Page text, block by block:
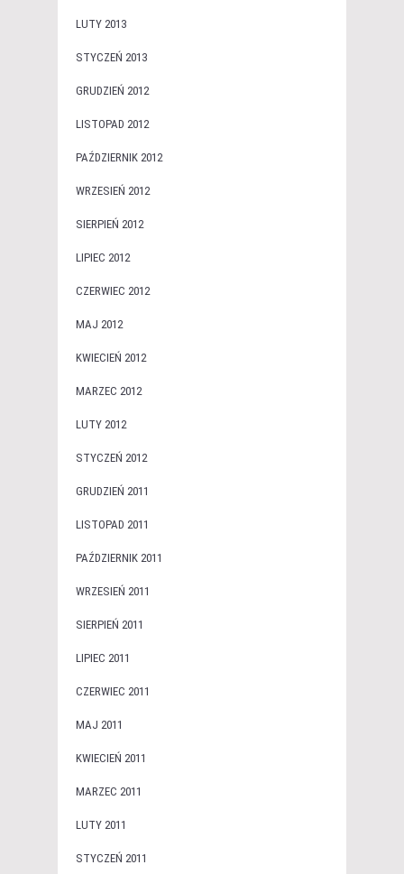
LUTY 2013
STYCZEŃ 2013
GRUDZIEŃ 2012
LISTOPAD 2012
PAŹDZIERNIK 2012
WRZESIEŃ 2012
SIERPIEŃ 2012
LIPIEC 2012
CZERWIEC 2012
MAJ 2012
KWIECIEŃ 2012
MARZEC 2012
LUTY 2012
STYCZEŃ 2012
GRUDZIEŃ 2011
LISTOPAD 2011
PAŹDZIERNIK 2011
WRZESIEŃ 2011
SIERPIEŃ 2011
LIPIEC 2011
CZERWIEC 2011
MAJ 2011
KWIECIEŃ 2011
MARZEC 2011
LUTY 2011
STYCZEŃ 2011